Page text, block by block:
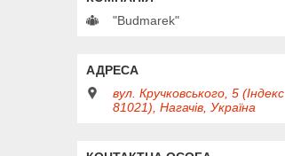
"Budmarek"
вул. Кручковського, 5 (Індекс
81021), Нагачів, Україна